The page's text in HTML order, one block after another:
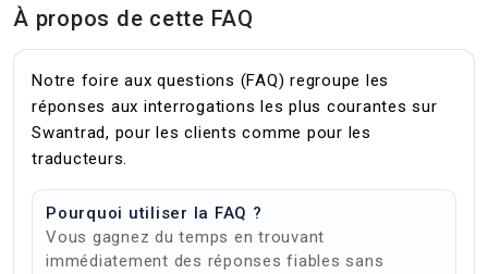
À propos de cette FAQ
Notre foire aux questions (FAQ) regroupe les
réponses aux interrogations les plus courantes sur
Swantrad, pour les clients comme pour les
traducteurs.
Pourquoi utiliser la FAQ ?
Vous gagnez du temps en trouvant
immédiatement des réponses fiables sans